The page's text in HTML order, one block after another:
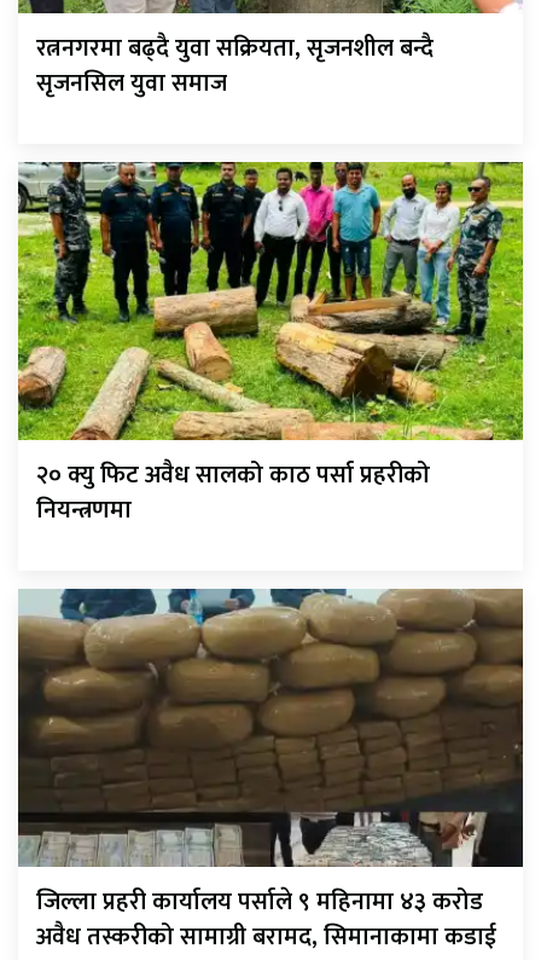
रत्ननगरमा बढ्दै युवा सक्रियता, सृजनशील बन्दै
सृजनसिल युवा समाज
२० क्यु फिट अवैध सालको काठ पर्सा प्रहरीको
नियन्त्रणमा
जिल्ला प्रहरी कार्यालय पर्साले ९ महिनामा ४३ करोड
अवैध तस्करीको सामाग्री बरामद, सिमानाकामा कडाई